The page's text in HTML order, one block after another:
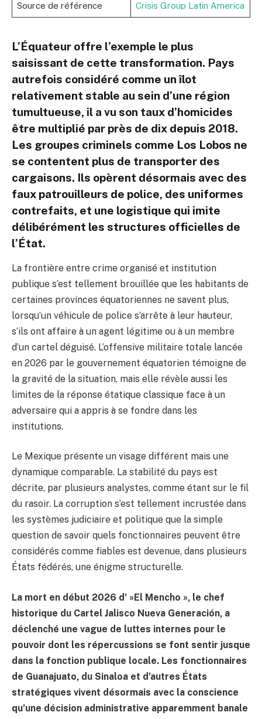
Source de référence Crisis Group Latin America
L’Équateur offre l’exemple le plus
saisissant de cette transformation. Pays
autrefois considéré comme un îlot
relativement stable au sein d’une région
tumultueuse, il a vu son taux d’homicides
être multiplié par près de dix depuis 2018.
Les groupes criminels comme Los Lobos ne
se contentent plus de transporter des
cargaisons. Ils opèrent désormais avec des
faux patrouilleurs de police, des uniformes
contrefaits, et une logistique qui imite
délibérément les structures officielles de
l’État.
La frontière entre crime organisé et institution
publique s’est tellement brouillée que les habitants de
certaines provinces équatoriennes ne savent plus,
lorsqu’un véhicule de police s’arrête à leur hauteur,
s’ils ont affaire à un agent légitime ou à un membre
d’un cartel déguisé. L’offensive militaire totale lancée
en 2026 par le gouvernement équatorien témoigne de
la gravité de la situation, mais elle révèle aussi les
limites de la réponse étatique classique face à un
adversaire qui a appris à se fondre dans les
institutions.
Le Mexique présente un visage différent mais une
dynamique comparable. La stabilité du pays est
décrite, par plusieurs analystes, comme étant sur le fil
du rasoir. La corruption s’est tellement incrustée dans
les systèmes judiciaire et politique que la simple
question de savoir quels fonctionnaires peuvent être
considérés comme fiables est devenue, dans plusieurs
États fédérés, une énigme structurelle.
La mort en début 2026 d' »El Mencho », le chef
historique du Cartel Jalisco Nueva Generación, a
déclenché une vague de luttes internes pour le
pouvoir dont les répercussions se font sentir jusque
dans la fonction publique locale. Les fonctionnaires
de Guanajuato, du Sinaloa et d’autres États
stratégiques vivent désormais avec la conscience
qu’une décision administrative apparemment banale